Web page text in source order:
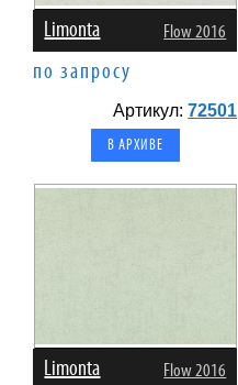
Limonta Flow 2016
по запросу
Артикул:72501
В АРХИВЕ
Limonta Flow 2016